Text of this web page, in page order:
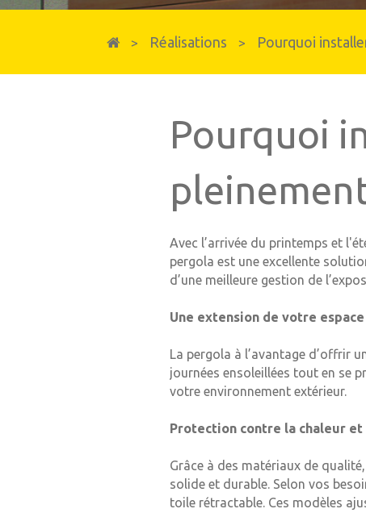
Fenêtres & Portes-fenêtres en PVC
> Réalisations > Pourquoi
Pourquoi
Avec l’arrivée du printemps et
pergola est une excellente
d’une meilleure gestion de
Une extension de votre
La pergola à l’avantage d’offrir
journées ensoleillées tout en se
votre environnement extérieur.
Protection contre la chaleur
Grâce à des matériaux de
solide et durable. Selon vos
toile rétractable. Ces modèles